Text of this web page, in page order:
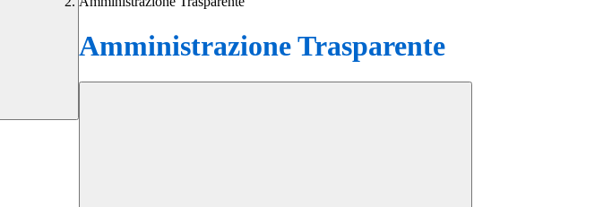
Amministrazione Trasparente